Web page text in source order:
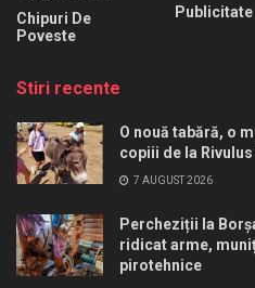
Chipuri De
Poveste
Publicitate
Stiri recente
O nouă tabără, o
copiii de la
7 AUGUST 2026
Percheziții la
ridicat arme,
pirotehnice